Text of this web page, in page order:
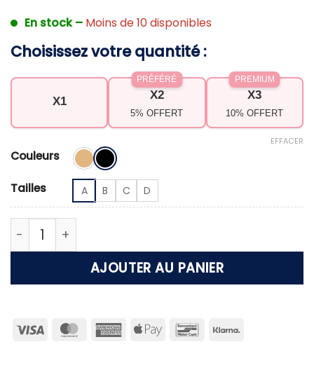
En stock – Moins de 10 disponibles
Choisissez votre quantité :
X1 X2
5% OFFERT
PRÉFÉRÉ
X3
10% OFFERT
PREMIUM
Couleurs
Tailles A B C D
EFFACER
quantité de Coque silicone soutien gorge –
AJOUTER AU PANIER
Visa MasterCardAmericanApple
Bancontact
Klarna